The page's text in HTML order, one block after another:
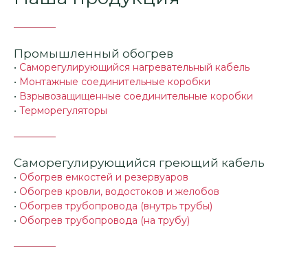
Промышленный обогрев
• Саморегулирующийся нагревательный кабель
• Монтажные соединительные коробки
• Взрывозащищенные соединительные коробки
• Терморегуляторы
Саморегулирующийся греющий кабель
• Обогрев емкостей и резервуаров
• Обогрев кровли, водостоков и желобов
• Обогрев трубопровода (внутрь трубы)
• Обогрев трубопровода (на трубу)